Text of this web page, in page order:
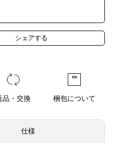
品・交換 梱包について
仕様